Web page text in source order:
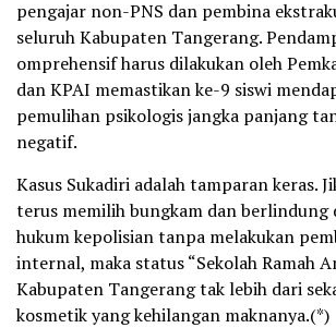
pengajar non-PNS dan pembina
seluruh Kabupaten Tangerang.
omprehensif harus dilakukan oleh
dan KPAI memastikan ke-9 siswi
pemulihan psikologis jangka panjang
negatif.
Kasus Sukadiri adalah tamparan keras.
terus memilih bungkam dan berlindung
hukum kepolisian tanpa melakukan
internal, maka status “Sekolah Ramah
Kabupaten Tangerang tak lebih dari
kosmetik yang kehilangan maknanya.(*)